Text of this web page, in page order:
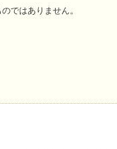
ではありません。